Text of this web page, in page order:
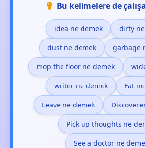
Bu kelimelere de
idea ne demek dirty
dust ne demek garbage
mop the floor ne demek
writer ne demek Fat
Leave ne demek
Pick up thoughts ne
See a doctor ne